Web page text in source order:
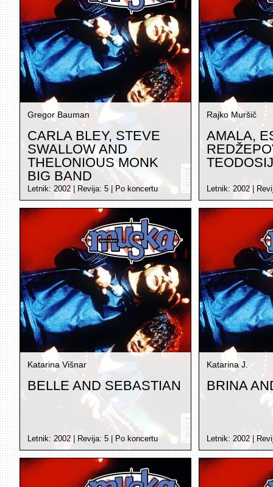
Gregor Bauman
CARLA BLEY, STEVE
SWALLOW AND
THELONIOUS MONK
BIG BAND
Letnik: 2002 | Revija: 5 | Po koncertu
Rajko Muršič
AMALA,
Letnik: 2002 |
Katarina Višnar
BELLE AND SEBASTIAN
Letnik: 2002 | Revija: 5 | Po koncertu
Katarina J.
BRINA
Letnik: 2002 |